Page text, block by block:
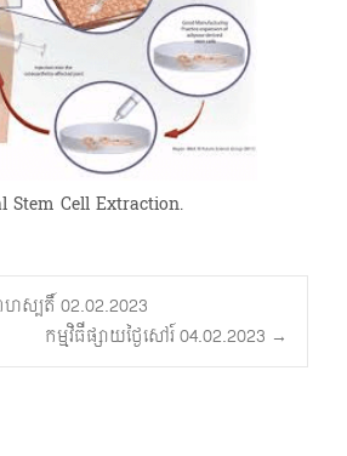
Stem Cell Extraction.
រហស្បតិ៍ 02.02.2023
កម្មវិធីផ្សាយថ្ងៃសៅរ៍ 04.02.2023 →